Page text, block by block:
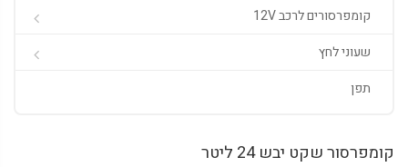
קומפרסורים לרכב 12V
שעוני לחץ
תפן
קומפרסור שקט יבש 24 ליטר